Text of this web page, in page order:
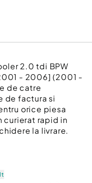
2.0 tdi BPW
- 2006] (2001 -
de catre
de factura si
orice piesa
curierat rapid in
la livrare.